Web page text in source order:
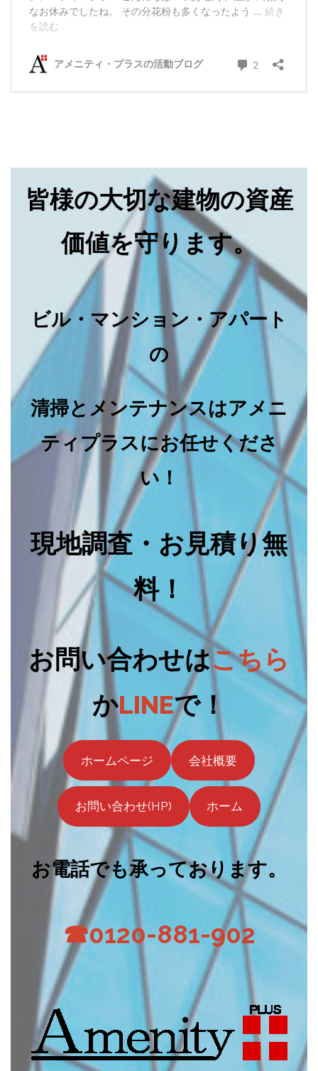
皆様の大切な建物の資産
価値を守ります。
ビル・マンション・アパート
の
清掃とメンテナンスはアメニ
ティプラスにお任せくださ
い！
現地調査・お見積り無
料！
お問い合わせはこちら
かLINEで！
ホームページ 会社概要
お問い合わせ(HP) ホーム
お電話でも承っております。
☎0120-881-902